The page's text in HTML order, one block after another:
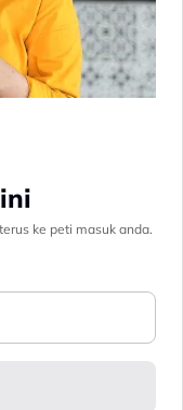
ke peti masuk anda.